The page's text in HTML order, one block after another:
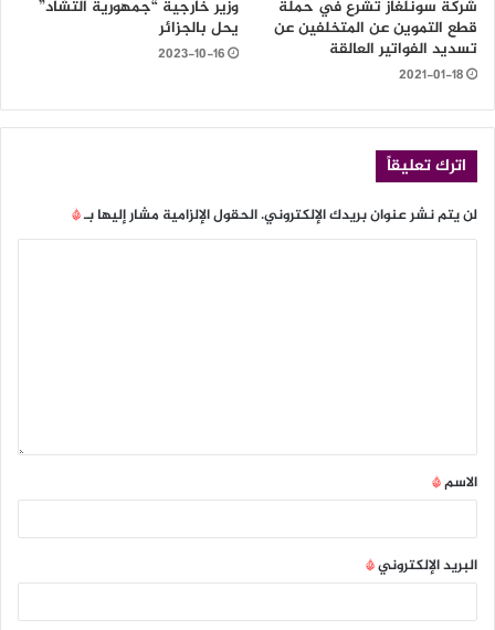
شركة سونلغاز تشرع في حملة
قطع التموين عن المتخلفين عن
تسديد الفواتير العالقة
2021-01-18
وزير خارجية “جمهورية التشاد”
يحل بالجزائر
2023-10-16
اترك تعليقاً
لن يتم نشر عنوان بريدك الإلكتروني.الحقول الإلزامية مشار إليها بـ*
الاسم*
البريد الإلكتروني*